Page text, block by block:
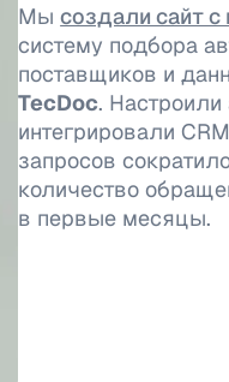
Мысоздали сайт с
систему подбора
поставщиков и
TecDoc.
интегрировали
запросов
количество
в первые месяцы.